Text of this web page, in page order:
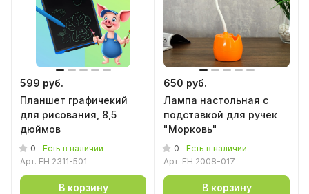
599 руб.
Планшет графичекий
для рисования, 8,5
дюймов
0
Есть в наличии
Арт. EH 2311-501
В корзину
650 руб.
Лампа настольная с
подставкой для ручек
"Морковь"
0
Есть в наличии
Арт. EH 2008-017
В корзину